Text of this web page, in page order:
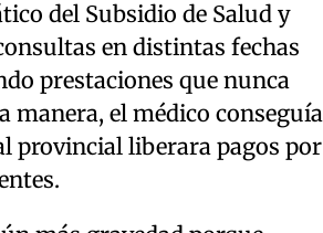
del Subsidio de Salud y
en distintas fechas
prestaciones que nunca
manera, el médico conseguía
provincial liberara pagos por